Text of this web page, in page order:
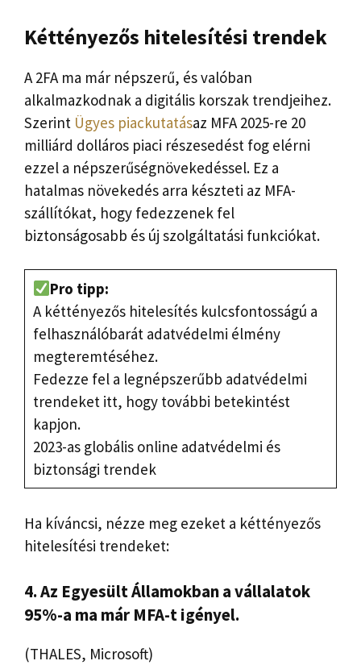
Kéttényezős hitelesítési trendek
A 2FA ma már népszerű, és valóban
alkalmazkodnak a digitális korszak trendjeihez.
Szerint Ügyes piackutatásaz MFA 2025-re 20
milliárd dolláros piaci részesedést fog elérni
ezzel a népszerűségnövekedéssel. Ez a
hatalmas növekedés arra készteti az MFA-
szállítókat, hogy fedezzenek fel
biztonságosabb és új szolgáltatási funkciókat.
Pro tipp:
A kéttényezős hitelesítés kulcsfontosságú a
felhasználóbarát adatvédelmi élmény
megteremtéséhez.
Fedezze fel a legnépszerűbb adatvédelmi
trendeket itt, hogy további betekintést
kapjon.
2023-as globális online adatvédelmi és
biztonsági trendek
Ha kíváncsi, nézze meg ezeket a kéttényezős
hitelesítési trendeket:
4. Az Egyesült Államokban a vállalatok
95%-a ma már MFA-t igényel.
(THALES, Microsoft)